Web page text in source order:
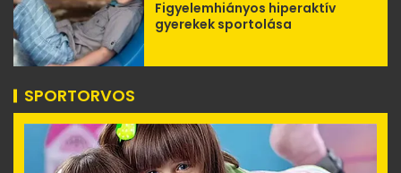
Figyelemhiányos hiperaktív
gyerekek sportolása
SPORTORVOS